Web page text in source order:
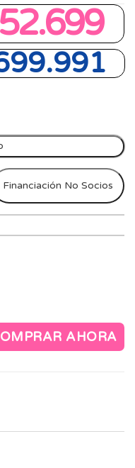
Financiación No Socios
AHORA